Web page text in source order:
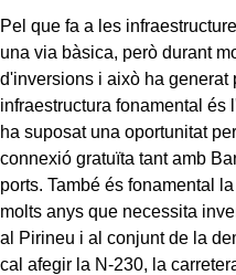
Pel que fa a les
una via bàsica, però durant
d'inversions i això ha generat
infraestructura fonamental
ha suposat una oportunitat
connexió gratuïta tant amb
ports. També és fonamental
molts anys que necessita
al Pirineu i al conjunt de la
cal afegir la N-230, la